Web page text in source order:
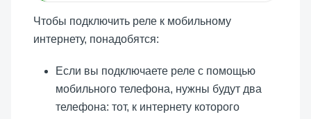
Чтобы подключить реле к мобильному
интернету, понадобятся:
Если вы подключаете реле с помощью
мобильного телефона, нужны будут два
телефона: тот, к интернету которого